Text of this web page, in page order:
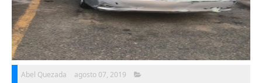
Abel Quezada agosto 07, 2019